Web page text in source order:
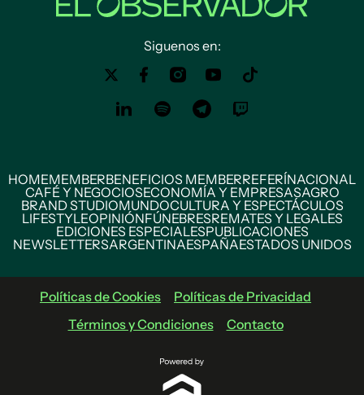
Siguenos en:
HOMEMEMBERBENEFICIOS MEMBERREFERÍNACIONAL
CAFÉ Y NEGOCIOSECONOMÍA Y EMPRESASAGRO
BRAND STUDIOMUNDOCULTURA Y ESPECTÁCULOS
LIFESTYLEOPINIÓNFÚNEBRESREMATES Y LEGALES
EDICIONES ESPECIALESPUBLICACIONES
NEWSLETTERSARGENTINAESPAÑAESTADOS UNIDOS
Políticas de Cookies
Políticas de Privacidad
Términos y Condiciones
Contacto